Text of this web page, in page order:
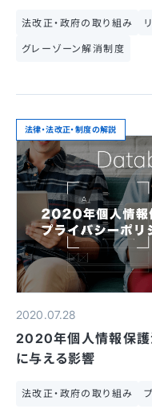
法改正・政府の取り組み
グレーゾーン解消制度
法律・法改正・制度の解説
2020.07.28
2020年個人情報保護
に与える影響
法改正・政府の取り組み